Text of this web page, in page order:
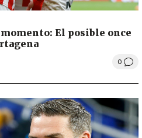
El posible once
0